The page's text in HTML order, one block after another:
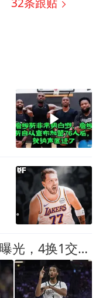
湖人消息：无缘小卡内幕曝光，4换1交易被看衰，新援自信发声